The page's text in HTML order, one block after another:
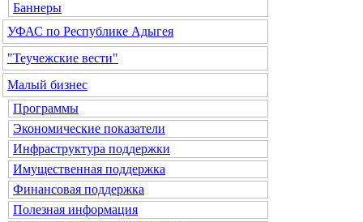
Баннеры
УФАС по Республике Адыгея
"Теучежские вести"
Малый бизнес
Программы
Экономические показатели
Инфраструктура поддержки
Имущественная поддержка
Финансовая поддержка
Полезная информация